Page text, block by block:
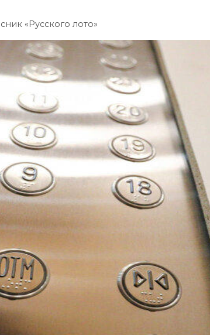
«Русского лото»